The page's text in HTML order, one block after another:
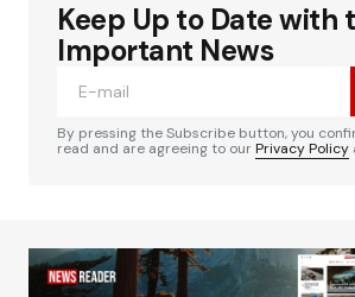
Votre adresse e-mail ne sera pas
champs obligatoires sont indiqués
Your Name*
Alternative:
Keep Up to Date with
Important News
By pressing the Subscribe button, you
read and are agreeing to ourPrivacy Policy